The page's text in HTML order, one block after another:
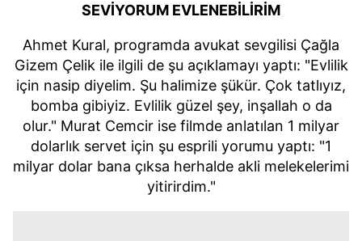
SEVİYORUM EVLENEBİLİRİM
Ahmet Kural, programda avukat sevgilisi Çağla
Gizem Çelik ile ilgili de şu açıklamayı yaptı: "Evlilik
için nasip diyelim. Şu halimize şükür. Çok tatlıyız,
bomba gibiyiz. Evlilik güzel şey, inşallah o da
olur." Murat Cemcir ise filmde anlatılan 1 milyar
dolarlık servet için şu esprili yorumu yaptı: "1
milyar dolar bana çıksa herhalde akli melekelerimi
yitirirdim."